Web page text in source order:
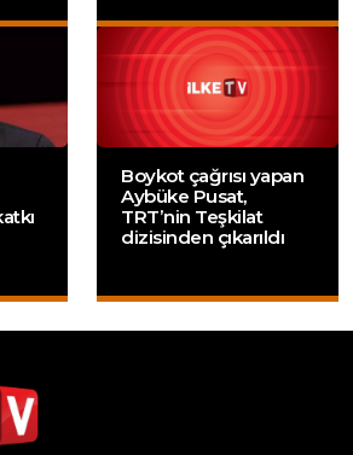
Boykot çağrısı yapan
Aybüke Pusat,
TRT’nin Teşkilat
dizisinden çıkarıldı